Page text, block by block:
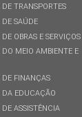
TRANSPORTES
SAÚDE
OBRAS E SERVIÇOS
MEIO AMBIENTE E
FINANÇAS
EDUCAÇÃO
ASSISTÊNCIA